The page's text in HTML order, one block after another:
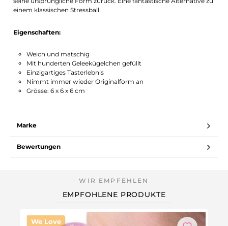
einem klassischen Stressball.
Eigenschaften:
Weich und matschig
Mit hunderten Geleekügelchen gefüllt
Einzigartiges Tasterlebnis
Nimmt immer wieder Originalform an
Grösse: 6 x 6 x 6 cm
Marke
Bewertungen
EMPFOHLENE PRODUKTE
We Love